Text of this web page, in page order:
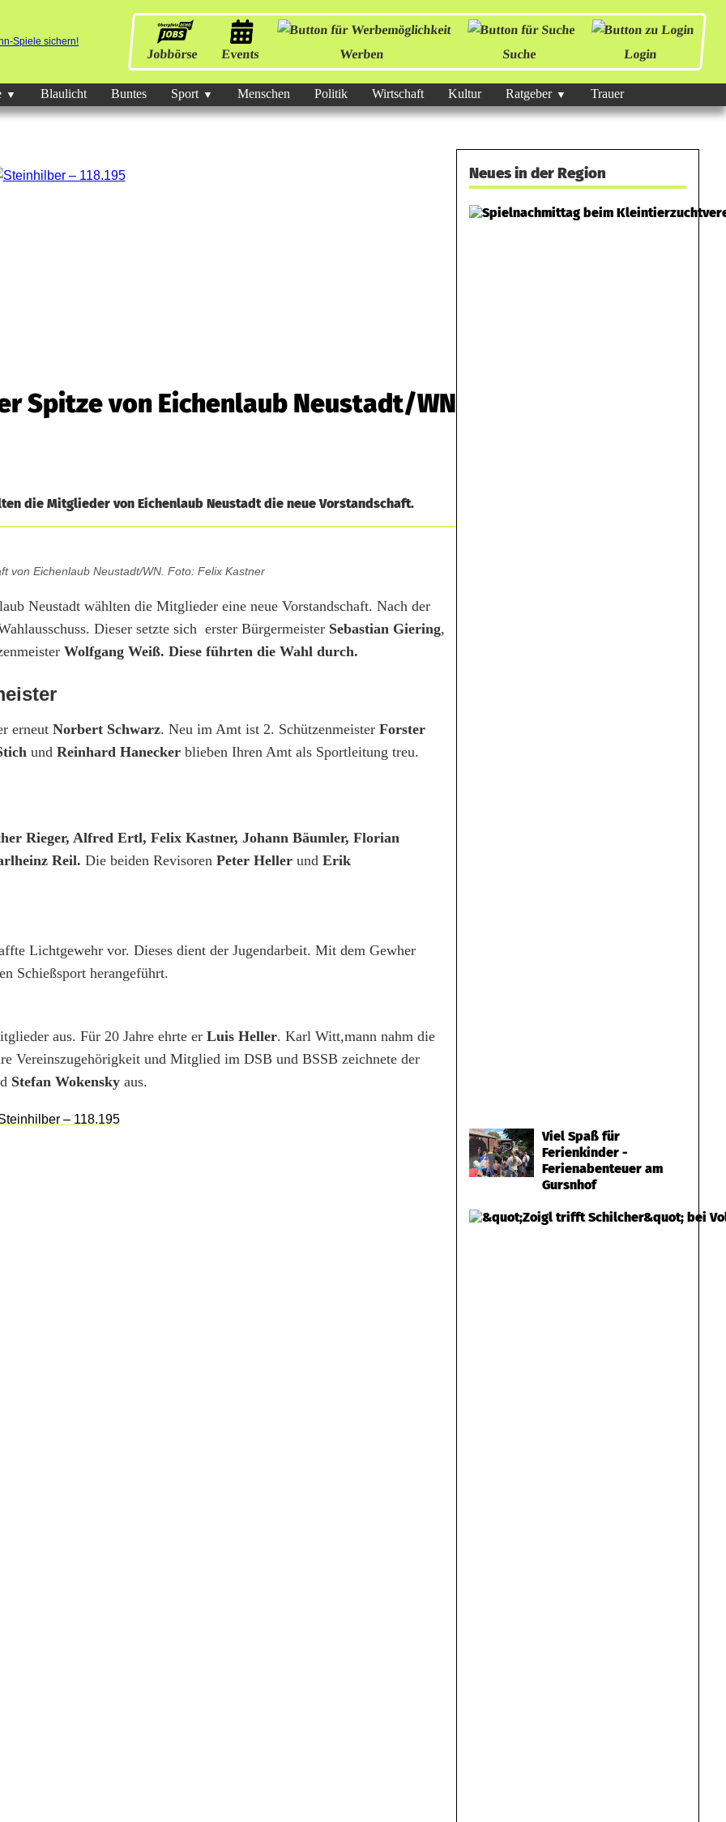
Jobbörse Events Werben Suche Login
Blaulicht Buntes Sport Menschen Politik Wirtschaft Kultur Ratgeber Trauer
Spitze von Eichenlaub Neustadt/WN
die Mitglieder von Eichenlaub Neustadt die neue Vorstandschaft.
von Eichenlaub Neustadt/WN. Foto: Felix Kastner
Neustadt wählten die Mitglieder eine neue Vorstandschaft. Nach der
Dieser setzte sich erster Bürgermeister Sebastian Giering,
Wolfgang Weiß. Diese führten die Wahl durch.
erneut Norbert Schwarz. Neu im Amt ist 2. Schützenmeister Forster
und Reinhard Hanecker blieben Ihren Amt als Sportleitung treu.
Rieger, Alfred Ertl, Felix Kastner, Johann Bäumler, Florian
Reil. Die beiden Revisoren Peter Heller und Erik
Lichtgewehr vor. Dieses dient der Jugendarbeit. Mit dem Gewher
Schießsport herangeführt.
aus. Für 20 Jahre ehrte er Luis Heller. Karl Witt,mann nahm die
Vereinszugehörigkeit und Mitglied im DSB und BSSB zeichnete der
Stefan Wokensky aus.
Neues in der Region
Viel Spaß für
Ferienkinder -
Ferienabenteuer am
Gursnhof